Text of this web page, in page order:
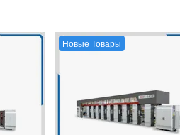
Новые Товары